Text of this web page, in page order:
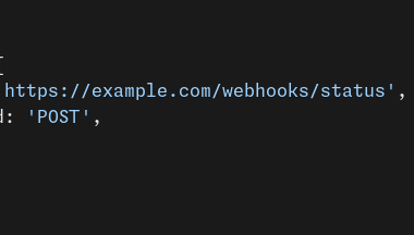
example.com/webhooks/status' ,
'POST' ,